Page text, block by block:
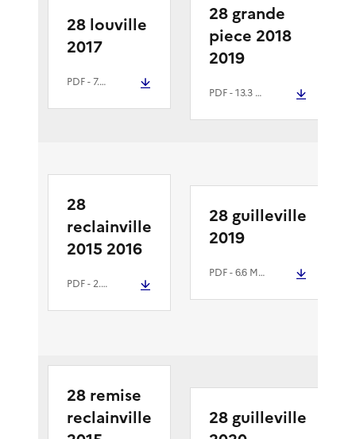
28 louville
2017
PDF- 7.3 Mio
28 grande
piece 2018
2019
PDF- 13.3 Mio
28
reclainville
2015 2016
PDF- 2.2 Mio
28 guilleville
2019
PDF- 6.6 Mio
28 remise
reclainville
28 guilleville